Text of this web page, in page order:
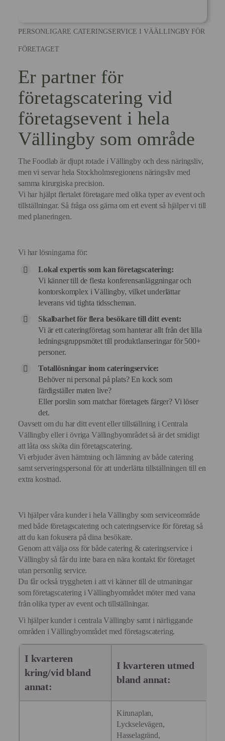
PERSONLIGARE CATERINGSERVICE I VÄÄLLINGBY FÖR
FÖRETAGET
Er partner för
företagscatering vid
företagsevent i hela
Vällingby som område
The Foodlab är djupt rotade i Vällingby och dess näringsliv,
men vi servar hela Stockholmsregionens näringsliv med
samma kirurgiska precision.
Vi har hjälpt flertalet företagare med olika typer av event och
tillställningar. Så fråga oss gärna om ert event så hjälper vi till
med planeringen.
Vi har lösningarna för:
Lokal expertis som kan företagscatering:
Vi känner till de flesta konferensanläggningar och
kontorskomplex i Vällingby, vilket underlättar
leverans vid tighta tidsscheman.
Skalbarhet för flera besökare till ditt event:
Vi är ett cateringföretag som hanterar allt från det lilla
ledningsgruppsmötet till produktlanseringar för 500+
personer.
Totallösningar inom cateringservice:
Behöver ni personal på plats? En kock som
färdigställer maten live?
Eller porslin som matchar företagets färger? Vi löser
det.
Oavsett om du har ditt event eller tillställning i Centrala
Vällingby eller i övriga Vällingbyområdet så är det smidigt
att låta oss sköta din företagscatering.
Vi erbjuder även hämtning och lämning av både catering
samt serveringspersonal för att underlätta tillställningen till en
extra kostnad.
Vi hjälper våra kunder i hela Vällingby som serviceområde
med både företagscatering och cateringservice för företag så
att du kan fokusera på dina besökare.
Genom att välja oss för både catering & cateringservice i
Vällingby så får du inte bara en nära kontakt för företaget
utan personlig service.
Du får också tryggheten i att vi känner till de utmaningar
som företagscatering i Vällingbyområdet möter med vana
från olika typer av event och tillställningar.
Vi hjälper kunder i centrala Vällingby samt i närliggande
områden i Vällingbyområdet med företagscatering.
I kvarteren
kring/vid bland
annat:
I kvarteren utmed
bland annat:
Kirunaplan,
Lyckselevägen,
Hasselagränd,